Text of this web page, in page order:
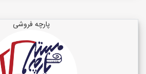
پارچه فروشی